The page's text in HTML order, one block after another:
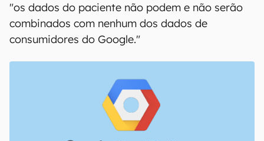
"os dados do paciente não podem e não serão
combinados com nenhum dos dados de
consumidores do Google."